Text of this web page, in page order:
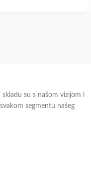
su s našom vizijom i
segmentu našeg